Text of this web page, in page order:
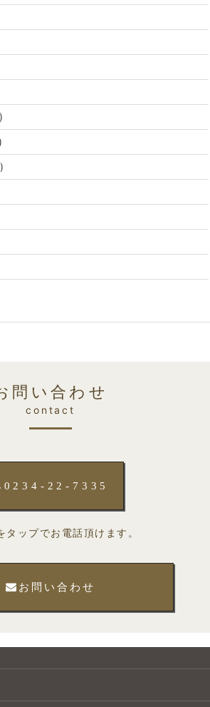
問い合わせ
contact
0234-22-7335
タップでお電話頂けます。
お問い合わせ